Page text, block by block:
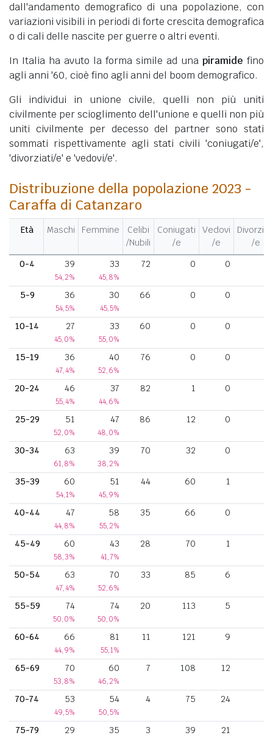
dall'andamento demografico di una popolazione, con
variazioni visibili in periodi di forte crescita demografica
o di cali delle nascite per guerre o altri eventi.
In Italia ha avuto la forma simile ad una piramide fino
agli anni '60, cioè fino agli anni del boom demografico.
Gli individui in unione civile, quelli non più uniti
civilmente per scioglimento dell'unione e quelli non più
uniti civilmente per decesso del partner sono stati
sommati rispettivamente agli stati civili 'coniugati/e',
'divorziati/e' e 'vedovi/e'.
Distribuzione della popolazione 2023 -
Caraffa di Catanzaro
Età Maschi Femmine
Celibi
/Nubili
Coniugati
/e
Vedovi
/e
/e
0-4
39
54,2%
33
45,8%
72 0 0
5-9 36
54,5%
30
45,5%
66 0 0
10-14 27
45,0%
33
55,0%
60 0 0
15-19 36
47,4%
40
52,6%
76 0 0
20-24 46
55,4%
37
44,6%
82 1 0
25-29 51
52,0%
47
48,0%
86 12 0
30-34 63
61,8%
39
38,2%
70 32 0
35-39 60
54,1%
51
45,9%
44 60 1
40-44 47
44,8%
58
55,2%
35 66 0
45-49 60
58,3%
43
41,7%
28 70 1
50-54 63
47,4%
70
52,6%
33 85 6
55-59 74
50,0%
74
50,0%
20 113 5
60-64 66
44,9%
81
55,1%
11 121 9
65-69 70
53,8%
60
46,2%
7 108 12
70-74 53
49,5%
54
50,5%
4 75 24
75-79 29 35 3 39 21